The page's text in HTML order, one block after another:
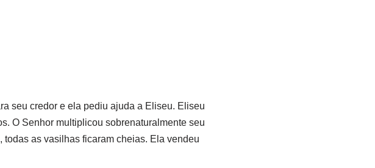
seu credor e ela pediu ajuda a Eliseu. Eliseu
O Senhor multiplicou sobrenaturalmente seu
as vasilhas ficaram cheias. Ela vendeu